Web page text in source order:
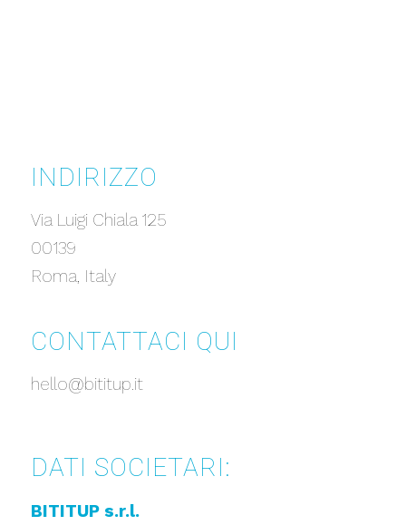
INDIRIZZO
Via Luigi Chiala 125
00139
Roma, Italy
CONTATTACI QUI
hello@bititup.it
DATI SOCIETARI:
BITITUP s.r.l.